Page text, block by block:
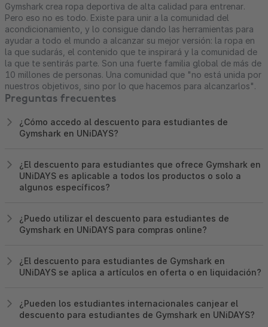
Gymshark crea ropa deportiva de alta calidad para entrenar.
Pero eso no es todo. Existe para unir a la comunidad del
acondicionamiento, y lo consigue dando las herramientas para
ayudar a todo el mundo a alcanzar su mejor versión: la ropa en
la que sudarás, el contenido que te inspirará y la comunidad de
la que te sentirás parte. Son una fuerte familia global de más de
10 millones de personas. Una comunidad que "no está unida por
nuestros objetivos, sino por lo que hacemos para alcanzarlos".
Preguntas frecuentes
¿Cómo accedo al descuento para estudiantes de
Gymshark en UNiDAYS?
¿El descuento para estudiantes que ofrece Gymshark en
UNiDAYS es aplicable a todos los productos o solo a
algunos específicos?
¿Puedo utilizar el descuento para estudiantes de
Gymshark en UNiDAYS para compras online?
¿El descuento para estudiantes de Gymshark en
UNiDAYS se aplica a artículos en oferta o en liquidación?
¿Pueden los estudiantes internacionales canjear el
descuento para estudiantes de Gymshark en UNiDAYS?